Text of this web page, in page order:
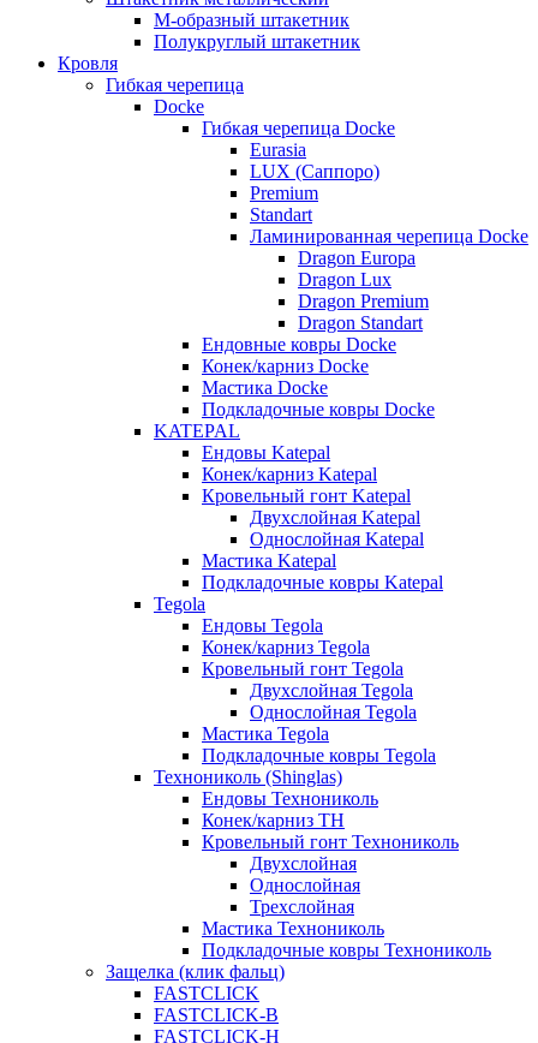
М-образный штакетник
Полукруглый штакетник
Кровля
Гибкая черепица
Docke
Гибкая черепица Docke
Eurasia
LUX (Саппоро)
Premium
Standart
Ламинированная черепица Docke
Dragon Europa
Dragon Lux
Dragon Premium
Dragon Standart
Ендовные ковры Docke
Конек/карниз Docke
Мастика Docke
Подкладочные ковры Docke
KATEPAL
Ендовы Katepal
Конек/карниз Katepal
Кровельный гонт Katepal
Двухслойная Katepal
Однослойная Katepal
Мастика Katepal
Подкладочные ковры Katepal
Tegola
Ендовы Tegola
Конек/карниз Tegola
Кровельный гонт Tegola
Двухслойная Tegola
Однослойная Tegola
Мастика Tegola
Подкладочные ковры Tegola
Технониколь (Shinglas)
Ендовы Технониколь
Конек/карниз ТН
Кровельный гонт Технониколь
Двухслойная
Однослойная
Трехслойная
Мастика Технониколь
Подкладочные ковры Технониколь
Защелка (клик фальц)
FASTCLICK
FASTCLICK-B
FASTCLICK-H